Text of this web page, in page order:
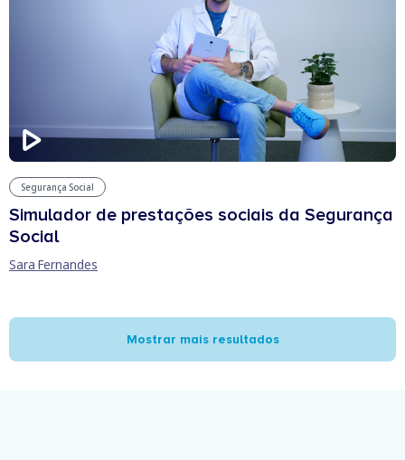
Segurança Social
Simulador de prestações sociais da Segurança
Social
Sara Fernandes
Mostrar mais resultados